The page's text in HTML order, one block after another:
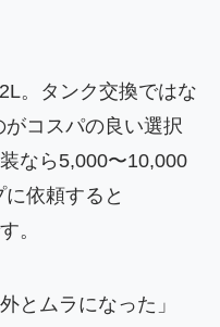
。タンク交換ではな
がコスパの良い選択
なら5,000〜10,000
依頼すると
。
とムラになった」